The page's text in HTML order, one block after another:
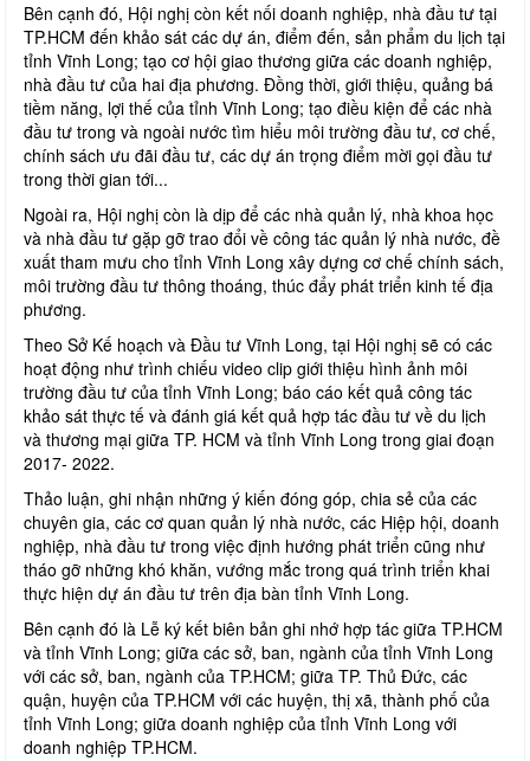
Bên cạnh đó, Hội nghị còn kết nối doanh nghiệp, nhà đầu tư tại
TP.HCM đến khảo sát các dự án, điểm đến, sản phẩm du lịch tại
tỉnh Vĩnh Long; tạo cơ hội giao thương giữa các doanh nghiệp,
nhà đầu tư của hai địa phương. Đồng thời, giới thiệu, quảng bá
tiềm năng, lợi thế của tỉnh Vĩnh Long; tạo điều kiện để các nhà
đầu tư trong và ngoài nước tìm hiểu môi trường đầu tư, cơ chế,
chính sách ưu đãi đầu tư, các dự án trọng điểm mời gọi đầu tư
trong thời gian tới...
Ngoài ra, Hội nghị còn là dịp để các nhà quản lý, nhà khoa học
và nhà đầu tư gặp gỡ trao đổi về công tác quản lý nhà nước, đề
xuất tham mưu cho tỉnh Vĩnh Long xây dựng cơ chế chính sách,
môi trường đầu tư thông thoáng, thúc đẩy phát triển kinh tế địa
phương.
Theo Sở Kế hoạch và Đầu tư Vĩnh Long, tại Hội nghị sẽ có các
hoạt động như trình chiếu video clip giới thiệu hình ảnh môi
trường đầu tư của tỉnh Vĩnh Long; báo cáo kết quả công tác
khảo sát thực tế và đánh giá kết quả hợp tác đầu tư về du lịch
và thương mại giữa TP. HCM và tỉnh Vĩnh Long trong giai đoạn
2017- 2022.
Thảo luận, ghi nhận những ý kiến đóng góp, chia sẻ của các
chuyên gia, các cơ quan quản lý nhà nước, các Hiệp hội, doanh
nghiệp, nhà đầu tư trong việc định hướng phát triển cũng như
tháo gỡ những khó khăn, vướng mắc trong quá trình triển khai
thực hiện dự án đầu tư trên địa bàn tỉnh Vĩnh Long.
Bên cạnh đó là Lễ ký kết biên bản ghi nhớ hợp tác giữa TP.HCM
và tỉnh Vĩnh Long; giữa các sở, ban, ngành của tỉnh Vĩnh Long
với các sở, ban, ngành của TP.HCM; giữa TP. Thủ Đức, các
quận, huyện của TP.HCM với các huyện, thị xã, thành phố của
tỉnh Vĩnh Long; giữa doanh nghiệp của tỉnh Vĩnh Long với
doanh nghiệp TP.HCM.